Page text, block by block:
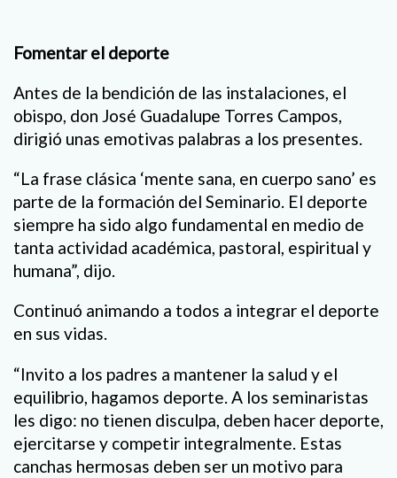
Fomentar el deporte
Antes de la bendición de las instalaciones, el
obispo, don José Guadalupe Torres Campos,
dirigió unas emotivas palabras a los presentes.
“La frase clásica ‘mente sana, en cuerpo sano’ es
parte de la formación del Seminario. El deporte
siempre ha sido algo fundamental en medio de
tanta actividad académica, pastoral, espiritual y
humana”, dijo.
Continuó animando a todos a integrar el deporte
en sus vidas.
“Invito a los padres a mantener la salud y el
equilibrio, hagamos deporte. A los seminaristas
les digo: no tienen disculpa, deben hacer deporte,
ejercitarse y competir integralmente. Estas
canchas hermosas deben ser un motivo para